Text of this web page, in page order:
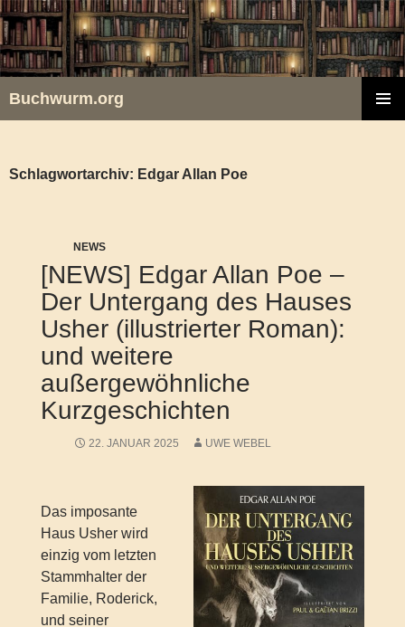
Zum
Inhalt
springen
Buchwurm.org
Schlagwortarchiv: Edgar Allan Poe
NEWS
[NEWS] Edgar Allan Poe –
Der Untergang des Hauses
Usher (illustrierter Roman):
und weitere
außergewöhnliche
Kurzgeschichten
22. JANUAR 2025 UWE WEBEL
Das imposante
Haus Usher wird
einzig vom letzten
Stammhalter der
Familie, Roderick,
und seiner